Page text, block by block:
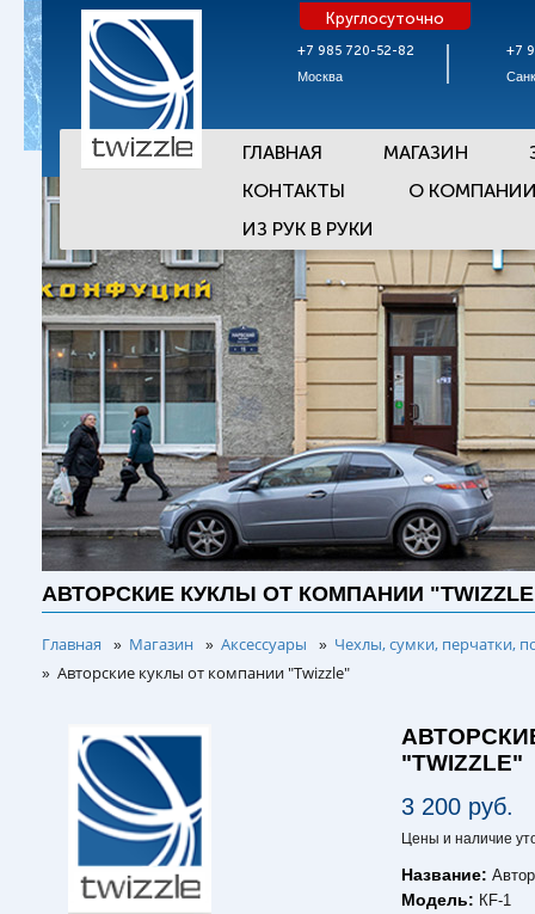
+7 985 720-52-82
Москва
Круглосуточно
+7
ГЛАВНАЯ МАГАЗИН
КОНТАКТЫ
О
ИЗ РУК В РУКИ
АВТОРСКИЕ КУКЛЫ ОТ КОМПАНИИ
Главная » Магазин » Аксессуары » Чехлы, сумки, перчатки,
» Авторские куклы от компании "Twizzle"
"TWIZZLE"
3 200 руб.
Цены и наличие
Название:
Модель: КF-1